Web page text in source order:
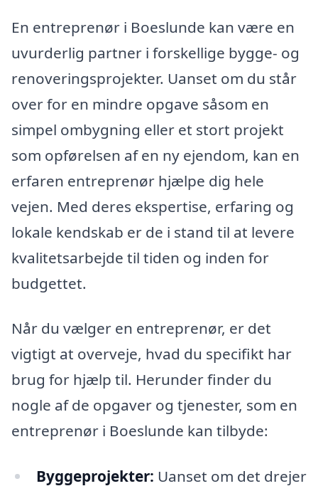
En entreprenør i Boeslunde kan være en
uvurderlig partner i forskellige bygge- og
renoveringsprojekter. Uanset om du står
over for en mindre opgave såsom en
simpel ombygning eller et stort projekt
som opførelsen af en ny ejendom, kan en
erfaren entreprenør hjælpe dig hele
vejen. Med deres ekspertise, erfaring og
lokale kendskab er de i stand til at levere
kvalitetsarbejde til tiden og inden for
budgettet.
Når du vælger en entreprenør, er det
vigtigt at overveje, hvad du specifikt har
brug for hjælp til. Herunder finder du
nogle af de opgaver og tjenester, som en
entreprenør i Boeslunde kan tilbyde:
Byggeprojekter: Uanset om det drejer